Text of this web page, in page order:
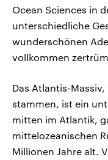
Ocean Sciences in
unterschiedliche
wunderschönen
vollkommen
Das Atlantis-
stammen, ist ein
mitten im Atlantik,
mittelozeanischen
Millionen Jahre alt.